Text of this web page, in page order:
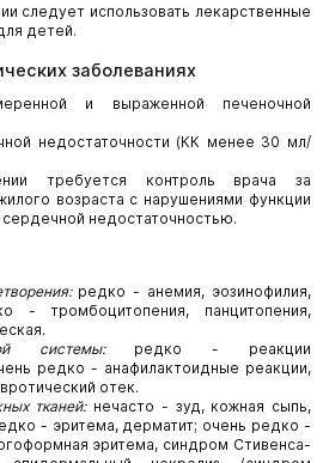
следует использовать лекарственные
детей.
заболеваниях
и выраженной печеночной
недостаточности (КК менее 30 мл/
требуется контроль врача за
возраста с нарушениями функции
сердечной недостаточностью.
редко - анемия, эозинофилия,
- тромбоцитопения, панцитопения,
системы:редко - реакции
редко - анафилактоидные реакции,
отек.
тканей:нечасто - зуд, кожная сыпь,
- эритема, дерматит; очень редко -
эритема, синдром Стивенса-